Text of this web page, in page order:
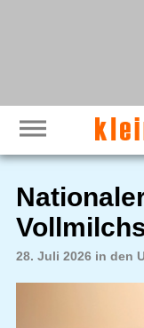
28. Juli 2026 in den